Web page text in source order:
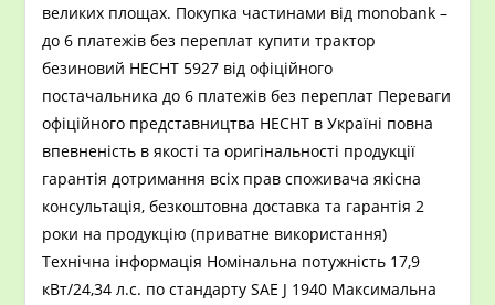
великих площах. Покупка частинами від monobank –
до 6 платежів без переплат купити трактор
безиновий HECHT 5927 від офіційного
постачальника до 6 платежів без переплат Переваги
офіційного представництва HECHT в Україні повна
впевненість в якості та оригінальності продукції
гарантія дотримання всіх прав споживача якісна
консультація, безкоштовна доставка та гарантія 2
роки на продукцію (приватне використання)
Технічна інформація Номінальна потужність 17,9
кВт/24,34 л.с. по стандарту SAE J 1940 Максимальна